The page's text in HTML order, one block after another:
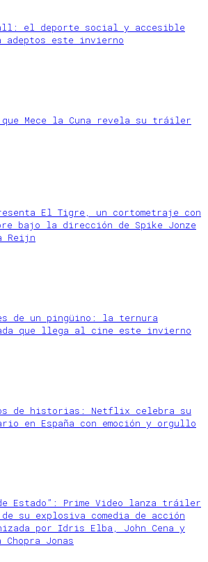
el deporte social y accesible
adeptos este invierno
que Mece la Cuna revela su tráiler
El Tigre, un cortometraje con
bajo la dirección de Spike Jonze
Reijn
de un pingüino: la ternura
que llega al cine este invierno
de historias: Netflix celebra su
en España con emoción y orgullo
Estado”: Prime Video lanza tráiler
su explosiva comedia de acción
por Idris Elba, John Cena y
Chopra Jonas